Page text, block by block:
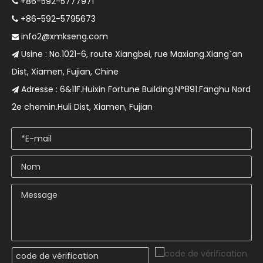
 +86-592-5795673
 info2@xmkseng.com
 Usine : No.1021-6, route Xiangbei, rue Maxiang.Xiang`an
Dist, Xiamen, Fujian, Chine
 Adresse : 6&11F.Huixin Fortune Building.N°891.Fanghu Nord
2e chemin.Huli Dist, Xiamen, Fujian